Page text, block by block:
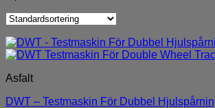
Asfalt
DWT – Testmaskin För Dubbel